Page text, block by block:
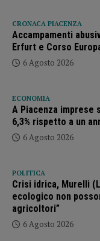
CRONACA PIACENZA
Accampamenti
Erfurt e Corso
6 Agosto 2026
ECONOMIA
A Piacenza imprese
6,3% rispetto a un
6 Agosto 2026
POLITICA
Crisi idrica, Murelli
ecologico non
agricoltori”
6 Agosto 2026